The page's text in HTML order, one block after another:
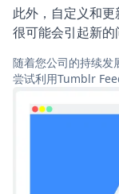
此外，自定义和
很可能会引起新的
随着您公司的持续发
尝试利用Tumblr